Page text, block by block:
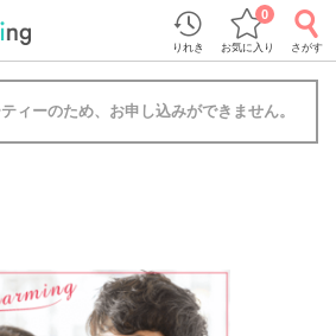
りれき お気に入り
0
さがす
ィーのため、お申し込みができません。